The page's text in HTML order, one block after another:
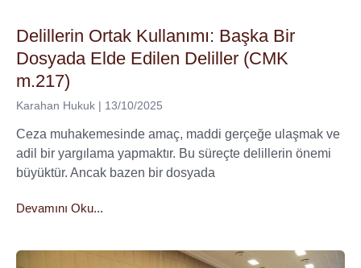
Delillerin Ortak Kullanımı: Başka Bir
Dosyada Elde Edilen Deliller (CMK
m.217)
Karahan Hukuk 13/10/2025
Ceza muhakemesinde amaç, maddi gerçeğe ulaşmak ve
adil bir yargılama yapmaktır. Bu süreçte delillerin önemi
büyüktür. Ancak bazen bir dosyada
Devamını Oku...